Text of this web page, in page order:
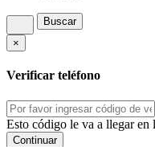
Buscar
×
Verificar teléfono
Esto código le va a llegar en
Continuar